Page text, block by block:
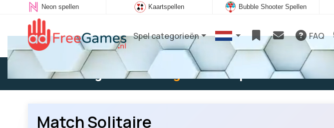
Neon spellen Kaartspellen Bubble Shooter Spellen
Spel categorieën FAQ
Bestaande gebruiker: Log inom te spelen
Match Solitaire